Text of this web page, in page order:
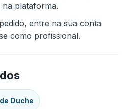
na plataforma.
entre na sua conta
como profissional.
Duche